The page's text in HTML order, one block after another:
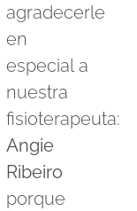
agradecerle
en
especial a
nuestra
fisioterapeuta:
Angie
Ribeiro
porque